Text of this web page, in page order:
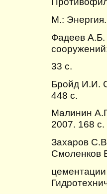
М.:
Фадеев А.Б.
33 с.
Бройд И.И.
448 с.
Малинин
2007. 168 с.
Захаров
Смоленков
цементации